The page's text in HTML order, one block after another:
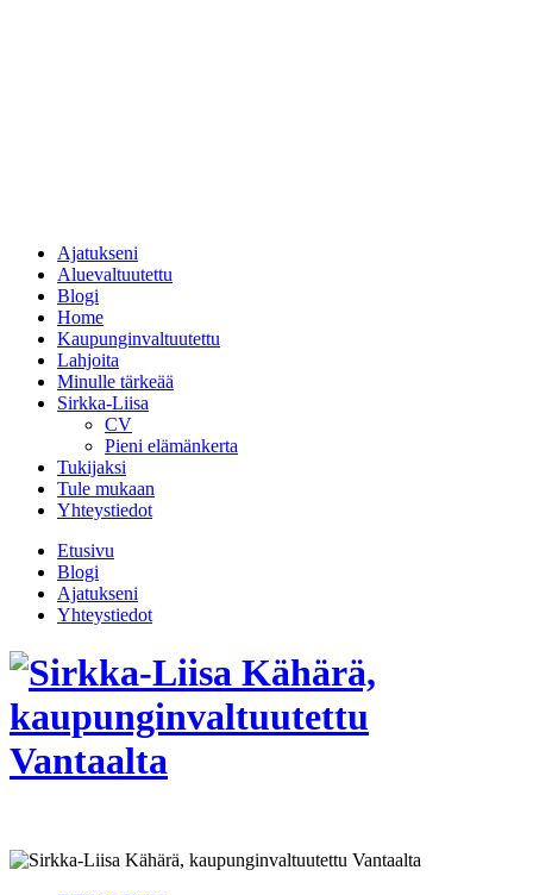
Ajatukseni
Aluevaltuutettu
Blogi
Home
Kaupunginvaltuutettu
Lahjoita
Minulle tärkeää
Sirkka-Liisa
CV
Pieni elämänkerta
Tukijaksi
Tule mukaan
Yhteystiedot
Etusivu
Blogi
Ajatukseni
Yhteystiedot